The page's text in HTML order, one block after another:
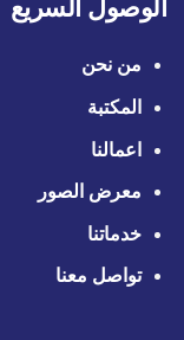
الوصول السريع
من نحن
المكتبة
اعمالنا
معرض الصور
خدماتنا
تواصل معنا